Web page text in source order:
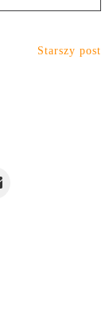
Starszy post